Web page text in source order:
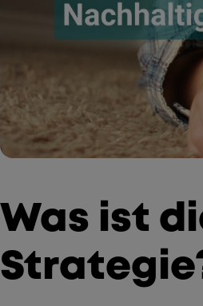
Was ist